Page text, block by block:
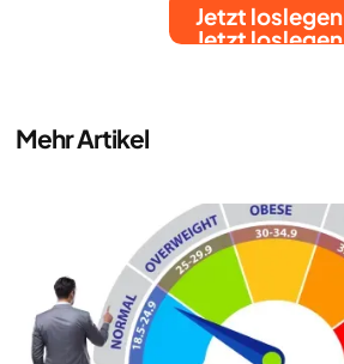
Jetzt loslegen
Jetzt loslegen
Mehr Artikel